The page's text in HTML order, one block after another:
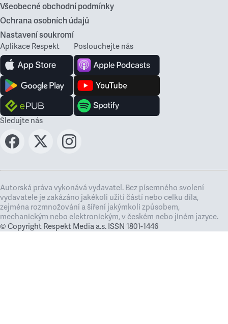
Všeobecné obchodní podmínky
Ochrana osobních údajů
Nastavení soukromí
Aplikace Respekt Poslouchejte nás
Sledujte nás
Autorská práva vykonává vydavatel. Bez písemného svolení
vydavatele je zakázáno jakékoli užití částí nebo celku díla,
zejména rozmnožování a šíření jakýmkoli způsobem,
mechanickým nebo elektronickým, v českém nebo jiném jazyce.
© Copyright Respekt Media a.s. ISSN 1801-1446